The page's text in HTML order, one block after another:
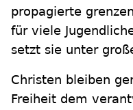
propagierte
für viele
setzt sie unter
Christen bleiben
Freiheit dem